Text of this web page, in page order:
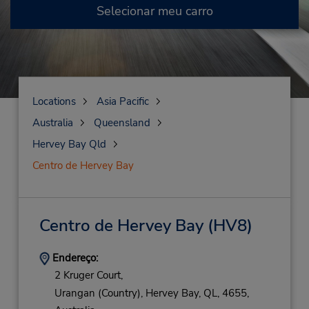
Selecionar meu carro
Locations
Asia Pacific
Australia
Queensland
Hervey Bay Qld
Centro de Hervey Bay
Centro de Hervey Bay(HV8)
Endereço:
2 Kruger Court,
Urangan (Country), Hervey Bay, QL, 4655,